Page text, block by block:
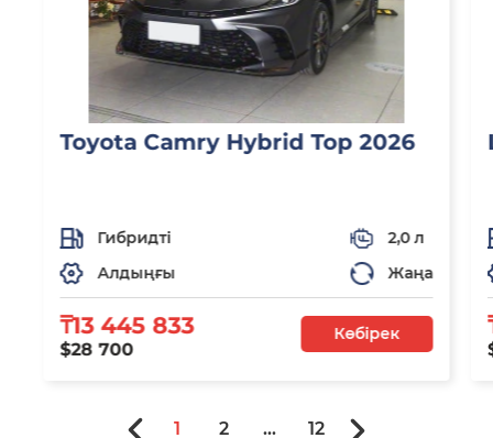
Toyota Camry Hybrid Top 2026
Гибридті
2,0 л
Алдыңғы
Жаңа
₸13 445 833
$28 700
Көбірек
1 2 ... 12